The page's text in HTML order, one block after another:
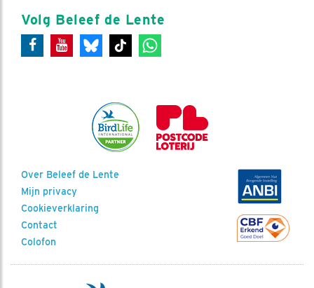
Volg Beleef de Lente
Over Beleef de Lente
Mijn privacy
Cookieverklaring
Contact
Colofon